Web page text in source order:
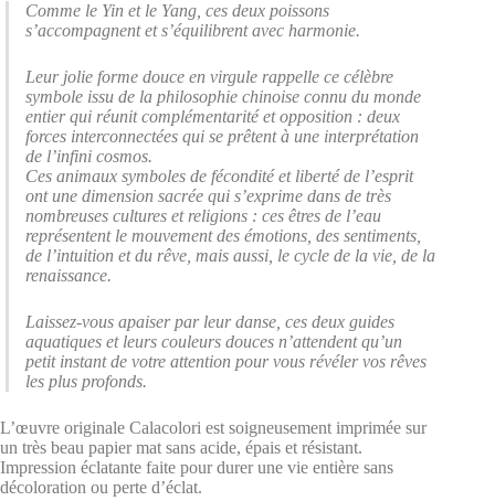
Comme le Yin et le Yang, ces deux poissons
s’accompagnent et s’équilibrent avec harmonie.
Leur jolie forme douce en virgule rappelle ce célèbre
symbole issu de la philosophie chinoise connu du monde
entier qui réunit complémentarité et opposition : deux
forces interconnectées qui se prêtent à une interprétation
de l’infini cosmos.
Ces animaux symboles de fécondité et liberté de l’esprit
ont une dimension sacrée qui s’exprime dans de très
nombreuses cultures et religions : ces êtres de l’eau
représentent le mouvement des émotions, des sentiments,
de l’intuition et du rêve, mais aussi, le cycle de la vie, de la
renaissance.
Laissez-vous apaiser par leur danse, ces deux guides
aquatiques et leurs couleurs douces n’attendent qu’un
petit instant de votre attention pour vous révéler vos rêves
les plus profonds.
L’œuvre originale Calacolori est soigneusement imprimée sur
un très beau papier mat sans acide, épais et résistant.
Impression éclatante faite pour durer une vie entière sans
décoloration ou perte d’éclat.